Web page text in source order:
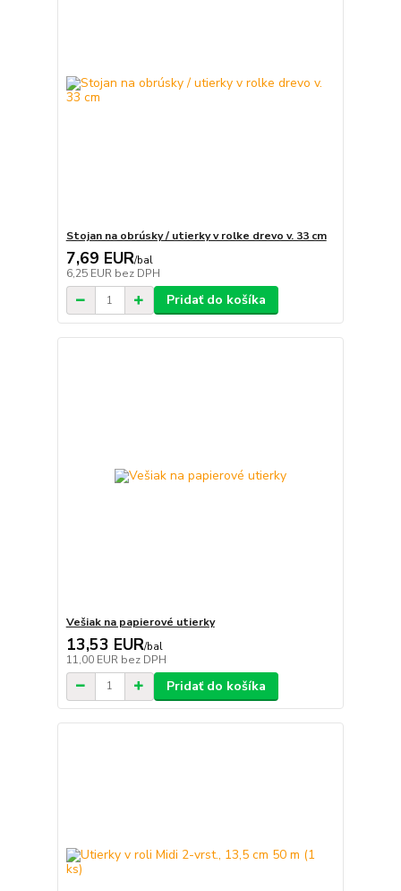
Stojan na obrúsky / utierky v rolke drevo v. 33 cm
7,69 EUR/bal
6,25 EUR bez DPH
Pridať do košíka
Vešiak na papierové utierky
13,53 EUR/bal
11,00 EUR bez DPH
Pridať do košíka